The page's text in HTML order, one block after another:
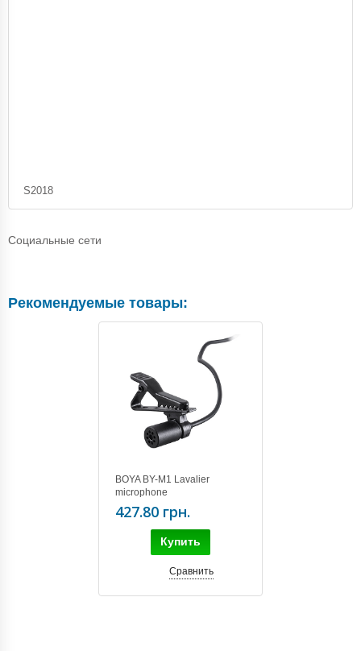
S2018
Социальные сети
Рекомендуемые товары:
BOYA BY-M1 Lavalier
microphone
427.80 грн.
Купить
Сравнить